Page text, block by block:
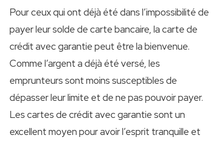
Pour ceux qui ont déjà été dans l’impossibilité de
payer leur solde de carte bancaire, la carte de
crédit avec garantie peut être la bienvenue.
Comme l’argent a déjà été versé, les
emprunteurs sont moins susceptibles de
dépasser leur limite et de ne pas pouvoir payer.
Les cartes de crédit avec garantie sont un
excellent moyen pour avoir l’esprit tranquille et